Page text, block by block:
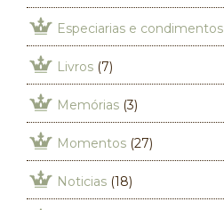
Especiarias e condimentos
Livros (7)
Memórias (3)
Momentos (27)
Noticias (18)